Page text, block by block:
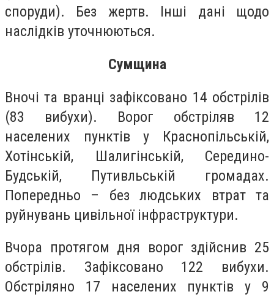
споруди). Без жертв. Інші дані щодо
наслідків уточнюються.
Сумщина
Вночі та вранці зафіксовано 14 обстрілів
(83 вибухи). Ворог обстріляв 12
населених пунктів у Краснопільській,
Хотінській, Шалигінській, Середино-
Будській, Путивльській громадах.
Попередньо – без людських втрат та
руйнувань цивільної інфраструктури.
Вчора протягом дня ворог здійснив 25
обстрілів. Зафіксовано 122 вибухи.
Обстріляно 17 населених пунктів у 9